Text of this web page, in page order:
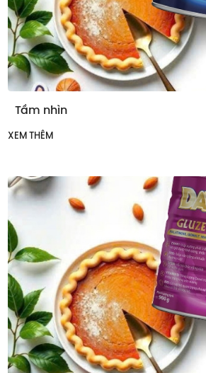
Tầm nhìn
XEM THÊM